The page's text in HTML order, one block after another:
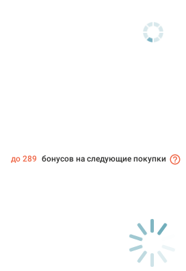
до 289 бонусов на следующие покупки